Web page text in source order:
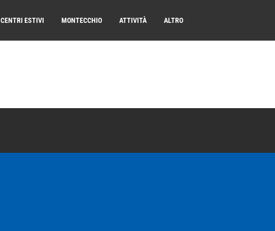
CENTRI ESTIVI MONTECCHIO ATTIVITÀ ALTRO